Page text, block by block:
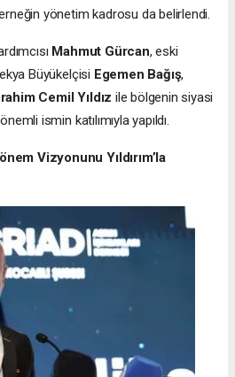
yönetim kadrosu da belirlendi.
Mahmut Gürcan, eski
Büyükelçisi Egemen Bağış,
Cemil Yıldız ile bölgenin siyasi
ismin katılımıyla yapıldı.
Vizyonunu Yıldırım’la